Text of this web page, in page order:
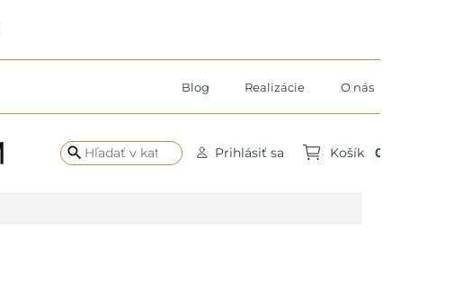
Blog Realizácie O nás
search Prihlásiť sa Košík 0